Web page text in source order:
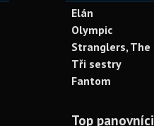
Elán
Olympic
Stranglers, The
Tři sestry
Fantom
Top panovníci